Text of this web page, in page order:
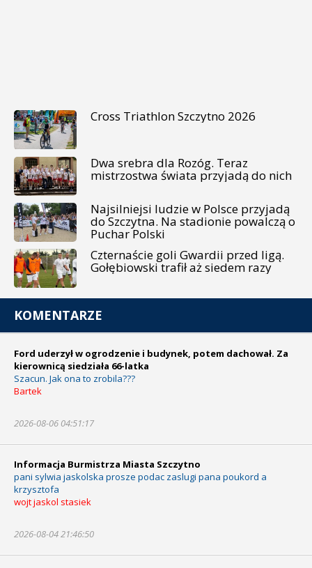
Cross Triathlon Szczytno 2026
Dwa srebra dla Rozóg. Teraz
mistrzostwa świata przyjadą do nich
Najsilniejsi ludzie w Polsce przyjadą
do Szczytna. Na stadionie powalczą o
Puchar Polski
Czternaście goli Gwardii przed ligą.
Gołębiowski trafił aż siedem razy
KOMENTARZE
Ford uderzył w ogrodzenie i budynek, potem dachował. Za
kierownicą siedziała 66-latka
Szacun. Jak ona to zrobila???
Bartek
2026-08-06 04:51:17
Informacja Burmistrza Miasta Szczytno
pani sylwia jaskolska prosze podac zaslugi pana poukord a
krzysztofa
wojt jaskol stasiek
2026-08-04 21:46:50